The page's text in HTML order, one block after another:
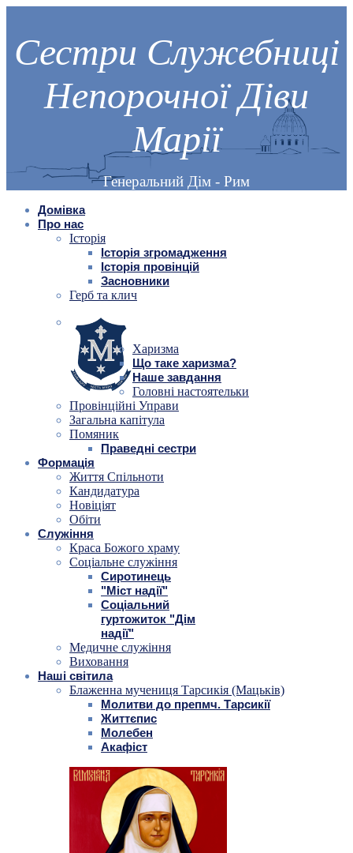
Сестри Служебниці
Непорочної Діви
Марії
Генеральний Дім - Рим
Домівка
Про нас
Історія
Історія згромадження
Історія провінцій
Засновники
Герб та клич
Харизма
Що таке харизма?
Наше завдання
Головні настоятельки
Провінційні Управи
Загальна капітула
Помяник
Праведні сестри
Формація
Життя Спільноти
Кандидатура
Новіціят
Обіти
Служіння
Краса Божого храму
Соціальне служіння
Сиротинець
"Міст надії"
Соціальний
гуртожиток "Дім
надії"
Медичне служіння
Виховання
Наші світила
Блаженна мучениця Тарсикія (Мацьків)
Молитви до препмч. Тарсикії
Життєпис
Молебен
Акафіст